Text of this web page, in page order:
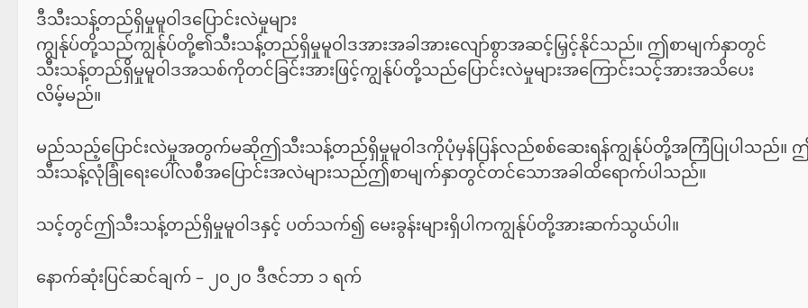
ဒီသီးသန့်တည်ရှိမှုမူဝါဒပြောင်းလဲမှုများ
ကျွန်ုပ်တို့သည်ကျွန်ုပ်တို့၏သီးသန့်တည်ရှိမှုမူဝါဒအားအခါအားလျော်စွာအဆင့်မြှင့်နိုင်သည်။ ဤစာမျက်နှာတွင်
သီးသန့်တည်ရှိမှုမူဝါဒအသစ်ကိုတင်ခြင်းအားဖြင့်ကျွန်ုပ်တို့သည်ပြောင်းလဲမှုများအကြောင်းသင့်အားအသိပေး
လိမ့်မည်။
မည်သည့်ပြောင်းလဲမှုအတွက်မဆိုဤသီးသန့်တည်ရှိမှုမူဝါဒကိုပုံမှန်ပြန်လည်စစ်ဆေးရန်ကျွန်ုပ်တို့အကြံပြုပါသည်။
သီးသန့်လုံခြုံရေးပေါ်လစီအပြောင်းအလဲများသည်ဤစာမျက်နှာတွင်တင်သောအခါထိရောက်ပါသည်။
သင့်တွင်ဤသီးသန့်တည်ရှိမှုမူဝါဒနှင့် ပတ်သက်၍ မေးခွန်းများရှိပါကကျွန်ုပ်တို့အားဆက်သွယ်ပါ။
နောက်ဆုံးပြင်ဆင်ချက် – ၂၀၂၀ ဒီဇင်ဘာ ၁ ရက်